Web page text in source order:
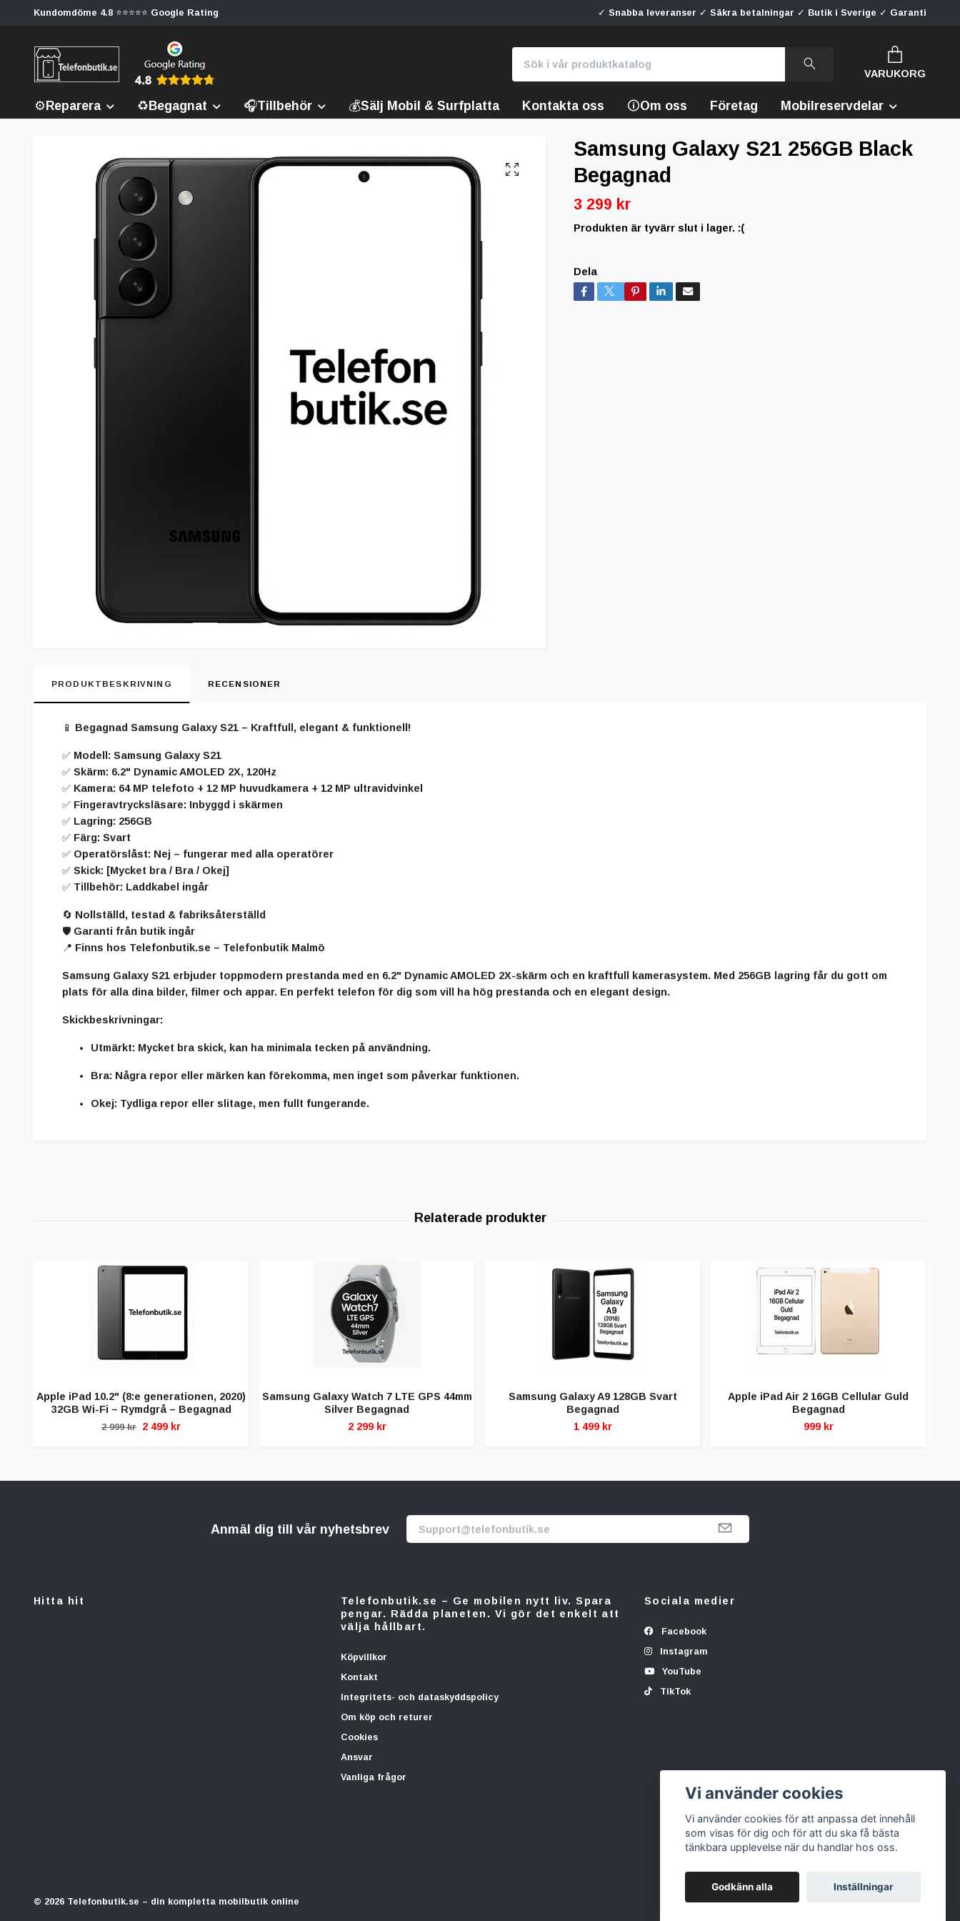
Kundomdöme 4.8 ⭐⭐⭐⭐⭐ Google Rating ✓ Snabba leveranser ✓ Säkra betalningar ✓ Butik i Sverige ✓ Garanti
VARUKORG
⚙️Reparera ♻️Begagnat 🎧Tillbehör 💰Sälj Mobil & Surfplatta Kontakta oss 🛈Om oss Företag Mobilreservdelar
Samsung Galaxy S21 256GB Black
Begagnad
3 299 kr
Produkten är tyvärr slut i lager. :(
Dela
PRODUKTBESKRIVNING RECENSIONER
📱 Begagnad Samsung Galaxy S21 – Kraftfull, elegant & funktionell!
✅ Modell: Samsung Galaxy S21
✅ Skärm: 6.2" Dynamic AMOLED 2X, 120Hz
✅ Kamera: 64 MP telefoto + 12 MP huvudkamera + 12 MP ultravidvinkel
✅ Fingeravtrycksläsare: Inbyggd i skärmen
✅ Lagring: 256GB
✅ Färg: Svart
✅ Operatörslåst: Nej – fungerar med alla operatörer
✅ Skick: [Mycket bra / Bra / Okej]
✅ Tillbehör: Laddkabel ingår
🔄 Nollställd, testad & fabriksåterställd
🛡️ Garanti från butik ingår
📍 Finns hos Telefonbutik.se – Telefonbutik Malmö
Samsung Galaxy S21 erbjuder toppmodern prestanda med en 6.2" Dynamic AMOLED 2X-skärm och en kraftfull kamerasystem. Med 256GB lagring får du gott om
plats för alla dina bilder, filmer och appar. En perfekt telefon för dig som vill ha hög prestanda och en elegant design.
Skickbeskrivningar:
Utmärkt: Mycket bra skick, kan ha minimala tecken på användning.
Bra: Några repor eller märken kan förekomma, men inget som påverkar funktionen.
Okej: Tydliga repor eller slitage, men fullt fungerande.
Apple iPad 10.2" (8:e generationen, 2020)
32GB Wi-Fi – Rymdgrå – Begagnad
2 999 kr 2 499 kr
Samsung Galaxy Watch 7 LTE GPS 44mm
Silver Begagnad
2 299 kr
Samsung Galaxy A9 128GB Svart
Begagnad
1 499 kr
Apple iPad Air 2 16GB Cellular Guld
Begagnad
999 kr
Anmäl dig till vår nyhetsbrev
Hitta hit
Telefonbutik.se – Ge mobilen nytt liv. Spara
pengar. Rädda planeten. Vi gör det enkelt att
välja hållbart.
Köpvillkor
Kontakt
Integritets- och dataskyddspolicy
Om köp och returer
Cookies
Ansvar
Vanliga frågor
Sociala medier
Facebook
Instagram
YouTube
TikTok
© 2026 Telefonbutik.se – din kompletta mobilbutik online
Vi använder cookies
Vi använder cookies för att anpassa det innehåll
som visas för dig och för att du ska få bästa
tänkbara upplevelse när du handlar hos oss.
Godkänn alla Inställningar